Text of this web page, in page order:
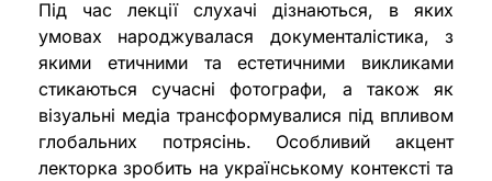
Під час лекції слухачі дізнаються, в яких
умовах народжувалася документалістика, з
якими етичними та естетичними викликами
стикаються сучасні фотографи, а також як
візуальні медіа трансформувалися під впливом
глобальних потрясінь. Особливий акцент
лекторка зробить на українському контексті та